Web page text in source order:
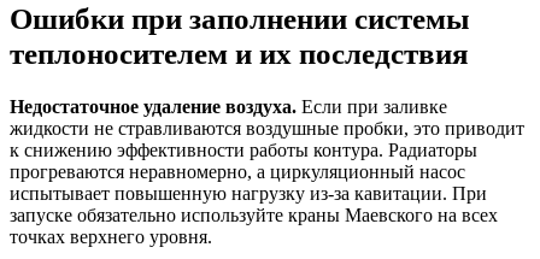
Ошибки при заполнении системы
теплоносителем и их последствия
Недостаточное удаление воздуха. Если при заливке
жидкости не стравливаются воздушные пробки, это приводит
к снижению эффективности работы контура. Радиаторы
прогреваются неравномерно, а циркуляционный насос
испытывает повышенную нагрузку из-за кавитации. При
запуске обязательно используйте краны Маевского на всех
точках верхнего уровня.